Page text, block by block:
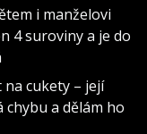
i manželovi
4 suroviny a je do
cukety – její
chybu a dělám ho